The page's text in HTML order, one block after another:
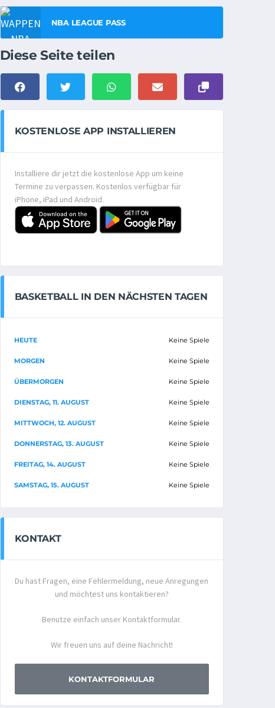
NBA LEAGUE PASS
Diese Seite teilen
KOSTENLOSE APP INSTALLIEREN
Installiere dir jetzt die kostenlose App um keine
Termine zu verpassen. Kostenlos verfügbar für
iPhone, iPad und Android.
BASKETBALL IN DEN NÄCHSTEN TAGEN
HEUTE Keine Spiele
MORGEN Keine Spiele
ÜBERMORGEN Keine Spiele
DIENSTAG, 11. AUGUST Keine Spiele
MITTWOCH, 12. AUGUST Keine Spiele
DONNERSTAG, 13. AUGUST Keine Spiele
FREITAG, 14. AUGUST Keine Spiele
SAMSTAG, 15. AUGUST Keine Spiele
KONTAKT
Du hast Fragen, eine Fehlermeldung, neue Anregungen
und möchtest uns kontaktieren?
Benutze einfach unser Kontaktformular.
Wir freuen uns auf deine Nachricht!
KONTAKTFORMULAR